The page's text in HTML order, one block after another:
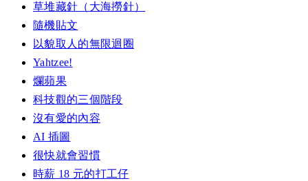
草堆藏針（大海撈針）
隨機貼文
以貌取人的無限迴圈
Yahtzee!
爛蘋果
科技觀的三個階段
沒有愛的內容
AI 插圖
很快就會習慣
時薪 18 元的打工仔